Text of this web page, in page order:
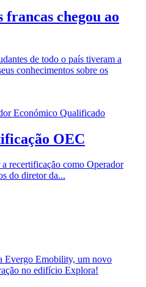
francas chegou ao
de todo o país tiveram a
conhecimentos sobre os
OEC
recertificação como Operador
do diretor da...
Evergo Emobility, um novo
no edifício Explora!